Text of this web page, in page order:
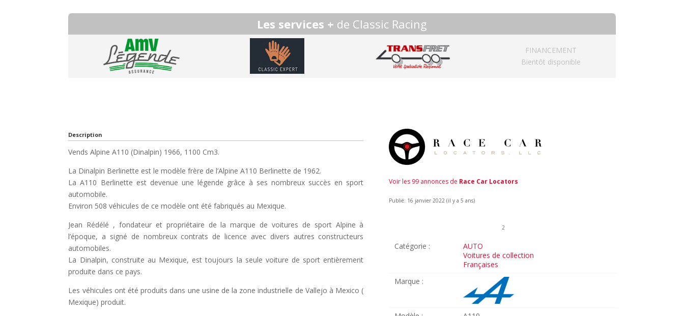
Les services + de Classic Racing
FINANCEMENT
Bientôt disponible
Description
Vends Alpine A110 (Dinalpin) 1966, 1100 Cm3.
La Dinalpin Berlinette est le modèle frère de l’Alpine A110 Berlinette de 1962.
La A110 Berlinette est devenue une légende grâce à ses nombreux succès en sport
automobile.
Environ 508 véhicules de ce modèle ont été fabriqués au Mexique.
Jean Rédélé , fondateur et propriétaire de la marque de voitures de sport Alpine à
l’époque, a signé de nombreux contrats de licence avec divers autres constructeurs
automobiles.
La Dinalpin, construite au Mexique, est toujours la seule voiture de sport entièrement
produite dans ce pays.
Les véhicules ont été produits dans une usine de la zone industrielle de Vallejo à Mexico (
Mexique) produit.
Voir les 99 annonces de Race Car Locators
Publié: 16 janvier 2022 (il y a 5 ans)
2
Catégorie :
AUTO
Voitures de collection
Françaises
Marque :